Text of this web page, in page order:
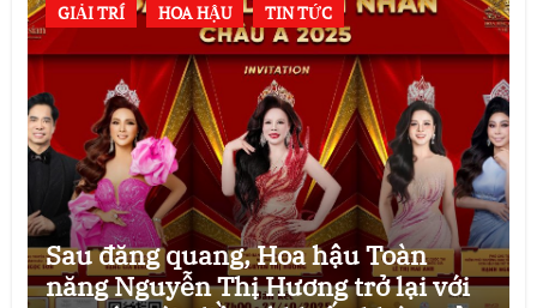
GIẢI TRÍ HOA HẬU TIN TỨC
Sau đăng quang, Hoa hậu Toàn
năng Nguyễn Thị Hương trở lại với